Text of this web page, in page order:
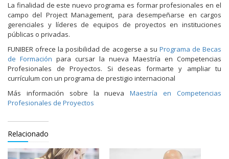
La finalidad de este nuevo programa es formar profesionales en el
campo del Project Management, para desempeñarse en cargos
gerenciales y líderes de equipos de proyectos en instituciones
públicas o privadas.
FUNIBER ofrece la posibilidad de acogerse a su Programa de Becas
de Formación para cursar la nueva Maestría en Competencias
Profesionales de Proyectos. Si deseas formarte y ampliar tu
currículum con un programa de prestigio internacional
Más información sobre la nuevaMaestría en Competencias
Profesionales de Proyectos
Relacionado